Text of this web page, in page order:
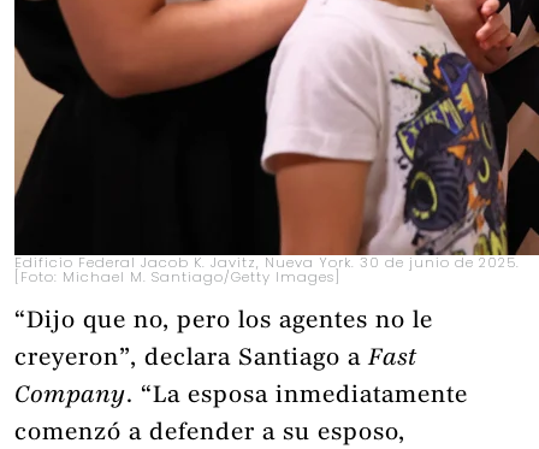
Edificio Federal Jacob K. Javitz, Nueva York. 30 de junio de 2025.
[Foto: Michael M. Santiago/Getty Images]
“Dijo que no, pero los agentes no le
creyeron”, declara Santiago aFast
Company. “La esposa inmediatamente
comenzó a defender a su esposo,